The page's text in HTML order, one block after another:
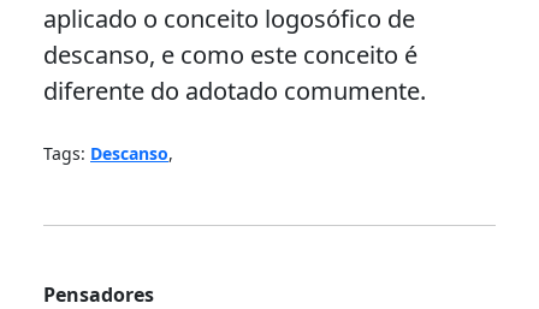
aplicado o conceito logosófico de
descanso, e como este conceito é
diferente do adotado comumente.
Tags: Descanso,
Pensadores